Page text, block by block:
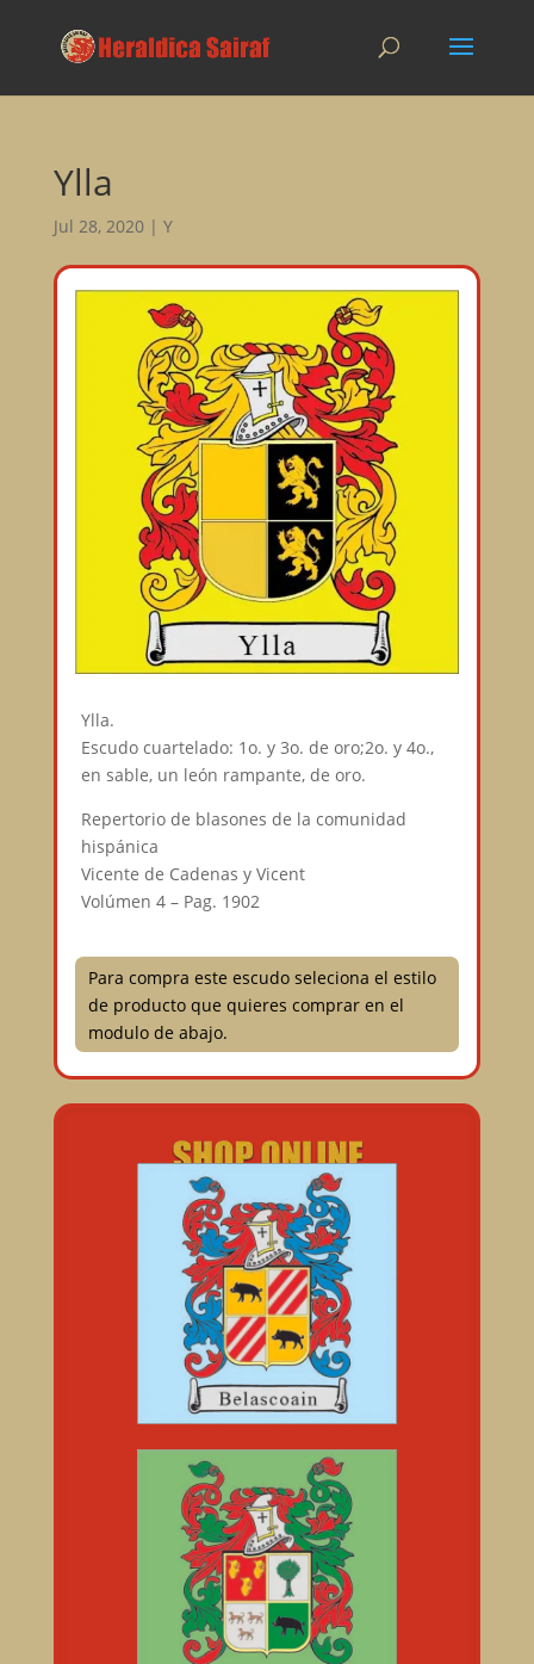
Ylla
Jul 28, 2020| Y
Ylla.
Escudo cuartelado: 1o. y 3o. de oro;2o. y 4o.,
en sable, un león rampante, de oro.
Repertorio de blasones de la comunidad
hispánica
Vicente de Cadenas y Vicent
Volúmen 4 – Pag. 1902
Para compra este escudo seleciona el estilo
de producto que quieres comprar en el
modulo de abajo.